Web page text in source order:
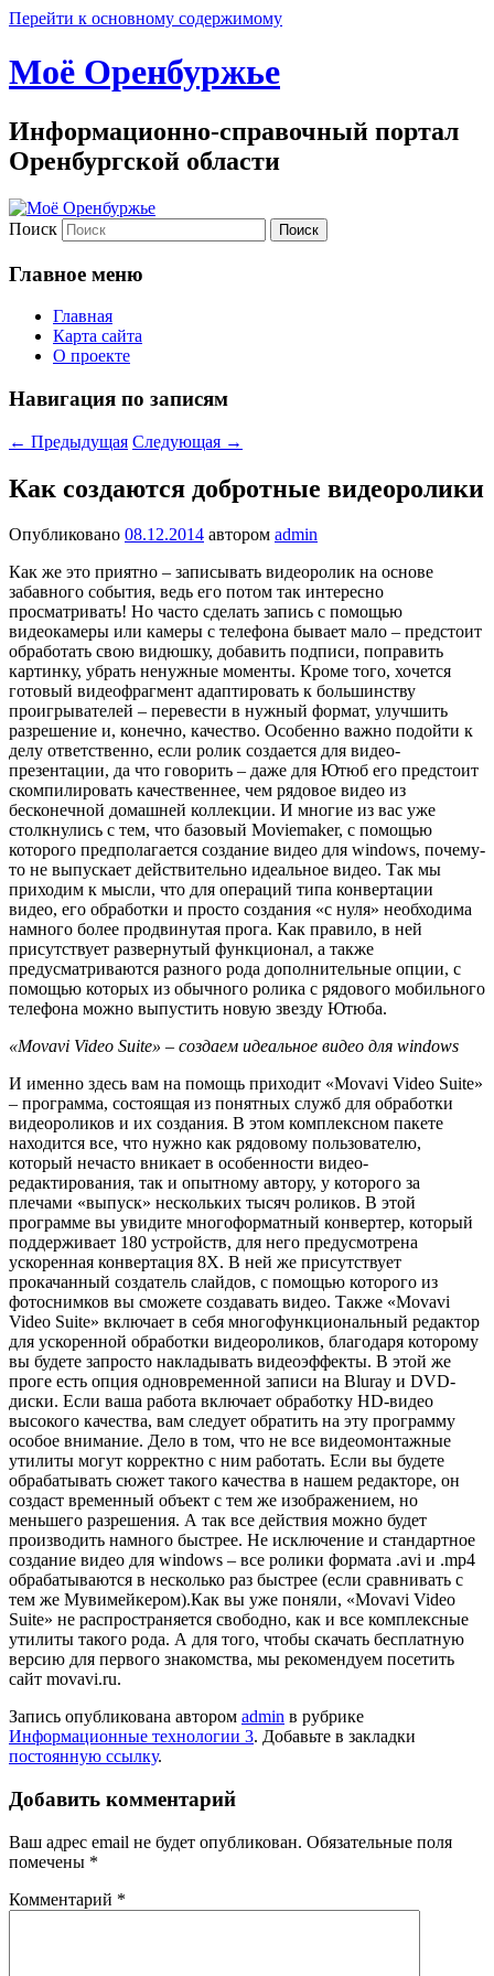
Перейти к основному содержимому
Моё Оренбуржье
Информационно-справочный портал
Оренбургской области
Поиск
Главное меню
Главная
Карта сайта
О проекте
Навигация по записям
← Предыдущая Следующая →
Как создаются добротные видеоролики
Опубликовано 08.12.2014 автором admin
Как же это приятно – записывать видеоролик на основе
забавного события, ведь его потом так интересно
просматривать! Но часто сделать запись с помощью
видеокамеры или камеры с телефона бывает мало – предстоит
обработать свою видюшку, добавить подписи, поправить
картинку, убрать ненужные моменты. Кроме того, хочется
готовый видеофрагмент адаптировать к большинству
проигрывателей – перевести в нужный формат, улучшить
разрешение и, конечно, качество. Особенно важно подойти к
делу ответственно, если ролик создается для видео-
презентации, да что говорить – даже для Ютюб его предстоит
скомпилировать качественнее, чем рядовое видео из
бесконечной домашней коллекции. И многие из вас уже
столкнулись с тем, что базовый Moviemaker, с помощью
которого предполагается создание видео для windows, почему-
то не выпускает действительно идеальное видео. Так мы
приходим к мысли, что для операций типа конвертации
видео, его обработки и просто создания «с нуля» необходима
намного более продвинутая прога. Как правило, в ней
присутствует развернутый функционал, а также
предусматриваются разного рода дополнительные опции, с
помощью которых из обычного ролика с рядового мобильного
телефона можно выпустить новую звезду Ютюба.
«Movavi Video Suite» – создаем идеальное видео для windows
И именно здесь вам на помощь приходит «Movavi Video Suite»
– программа, состоящая из понятных служб для обработки
видеороликов и их создания. В этом комплексном пакете
находится все, что нужно как рядовому пользователю,
который нечасто вникает в особенности видео-
редактирования, так и опытному автору, у которого за
плечами «выпуск» нескольких тысяч роликов. В этой
программе вы увидите многоформатный конвертер, который
поддерживает 180 устройств, для него предусмотрена
ускоренная конвертация 8Х. В ней же присутствует
прокачанный создатель слайдов, с помощью которого из
фотоснимков вы сможете создавать видео. Также «Movavi
Video Suite» включает в себя многофункциональный редактор
для ускоренной обработки видеороликов, благодаря которому
вы будете запросто накладывать видеоэффекты. В этой же
проге есть опция одновременной записи на Bluray и DVD-
диски. Если ваша работа включает обработку HD-видео
высокого качества, вам следует обратить на эту программу
особое внимание. Дело в том, что не все видеомонтажные
утилиты могут корректно с ним работать. Если вы будете
обрабатывать сюжет такого качества в нашем редакторе, он
создаст временный объект с тем же изображением, но
меньшего разрешения. А так все действия можно будет
производить намного быстрее. Не исключение и стандартное
создание видео для windows – все ролики формата .avi и .mp4
обрабатываются в несколько раз быстрее (если сравнивать с
тем же Мувимейкером).Как вы уже поняли, «Movavi Video
Suite» не распространяется свободно, как и все комплексные
утилиты такого рода. А для того, чтобы скачать бесплатную
версию для первого знакомства, мы рекомендуем посетить
сайт movavi.ru.
Запись опубликована автором admin в рубрике
Информационные технологии 3. Добавьте в закладки
постоянную ссылку.
Добавить комментарий
Ваш адрес email не будет опубликован. Обязательные поля
помечены *
Комментарий *